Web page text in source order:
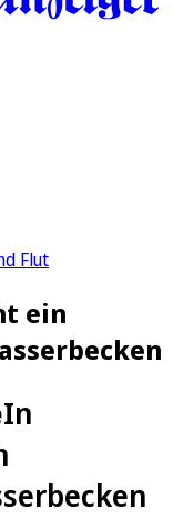
Flut
ein
In